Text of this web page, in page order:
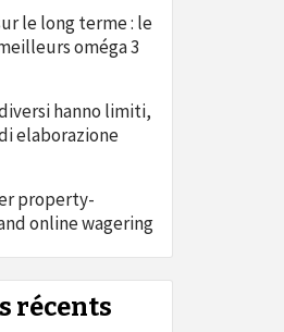
le long terme : le
oméga 3
hanno limiti,
elaborazione
property-
online wagering
récents